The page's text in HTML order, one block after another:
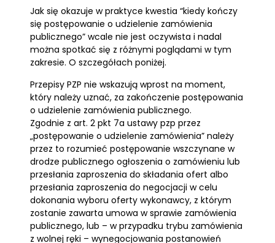
Jak się okazuje w praktyce kwestia “kiedy kończy
się postępowanie o udzielenie zamówienia
publicznego” wcale nie jest oczywista i nadal
można spotkać się z różnymi poglądami w tym
zakresie. O szczegółach poniżej.
Przepisy PZP nie wskazują wprost na moment,
który należy uznać, za zakończenie postępowania
o udzielenie zamówienia publicznego.
Zgodnie z art. 2 pkt 7a ustawy pzp przez
„postępowanie o udzielenie zamówienia” należy
przez to rozumieć postępowanie wszczynane w
drodze publicznego ogłoszenia o zamówieniu lub
przesłania zaproszenia do składania ofert albo
przesłania zaproszenia do negocjacji w celu
dokonania wyboru oferty wykonawcy, z którym
zostanie zawarta umowa w sprawie zamówienia
publicznego, lub – w przypadku trybu zamówienia
z wolnej ręki – wynegocjowania postanowień